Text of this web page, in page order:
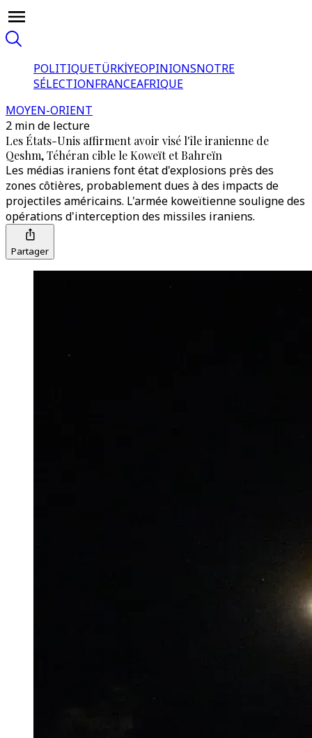
POLITIQUETÜRKİYEOPINIONSNOTRE
SÉLECTIONFRANCEAFRIQUE
MOYEN-ORIENT
2 min de lecture
Les États-Unis affirment avoir visé l'île iranienne de
Qeshm, Téhéran cible le Koweït et Bahreïn
Les médias iraniens font état d'explosions près des
zones côtières, probablement dues à des impacts de
projectiles américains. L'armée koweïtienne souligne des
opérations d'interception des missiles iraniens.
Partager